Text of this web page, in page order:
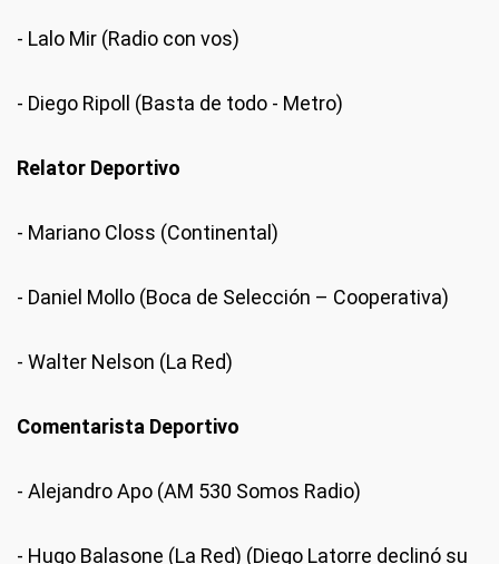
- Lalo Mir (Radio con vos)
- Diego Ripoll (Basta de todo - Metro)
Relator Deportivo
- Mariano Closs (Continental)
- Daniel Mollo (Boca de Selección – Cooperativa)
- Walter Nelson (La Red)
Comentarista Deportivo
- Alejandro Apo (AM 530 Somos Radio)
- Hugo Balasone (La Red) (Diego Latorre declinó su